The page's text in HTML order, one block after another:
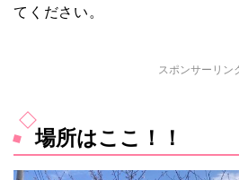
てください。
スポンサーリン
場所はここ！！